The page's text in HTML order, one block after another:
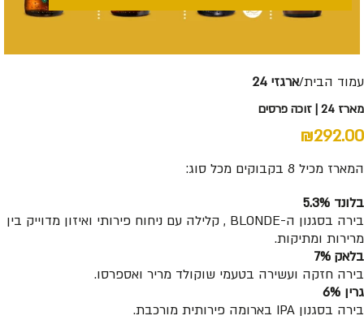
עמוד הבית ארגזי 24
מארז 24 | זוכה פרסים
₪292.00
המארז מכיל 8 בקבוקים מכל סוג:
בלונד 5.3%
בירה בסגנון ה-BLONDE , קלילה עם ניחוח פירותי ואיזון מדוייק בין
מרירות ומתיקות.
בלאק 7%
בירה חזקה ועשירה בטעמי שוקולד מריר ואספרסו.
גרין 6%
בירה בסגנון IPA בארומה פירותית מורכבת.